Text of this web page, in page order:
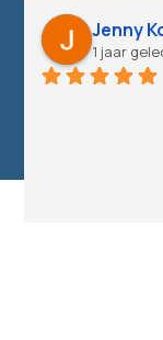
Jenny
1 jaar